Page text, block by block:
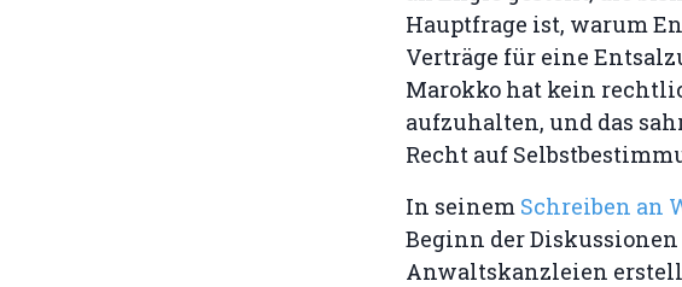
Hauptfrage ist, warum
Verträge für eine
Marokko hat kein
aufzuhalten, und das
Recht auf
In seinem Schreiben an
Beginn der
Anwaltskanzleien